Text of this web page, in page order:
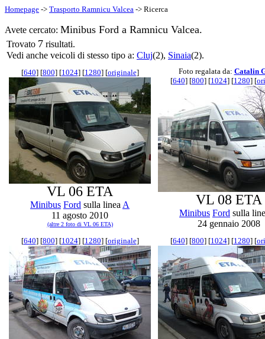
Homepage -> Trasporto Ramnicu Valcea -> Ricerca
Avete cercato: Minibus Ford a Ramnicu Valcea.
Trovato 7 risultati.
Vedi anche veicoli di stesso tipo a: Cluj(2), Sinaia(2).
[640] [800] [1024] [1280] [originale]
VL 06 ETA
Minibus Ford sulla linea A
11 agosto 2010
(altre 2 foto di VL 06 ETA)
Foto regalata da: Catalin
[640] [800] [1024] [1280] [
VL 08 ETA
Minibus Ford sulla
24 gennaio 2008
[640] [800] [1024] [1280] [originale] [640] [800] [1024] [1280] [